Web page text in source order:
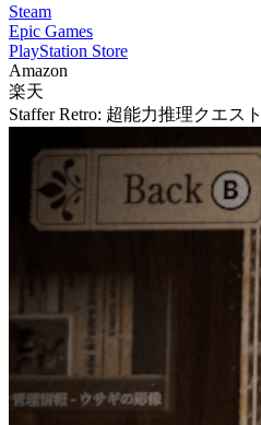
Steam
Epic Games
PlayStation Store
Amazon
楽天
Staffer Retro: 超能力推理クエスト